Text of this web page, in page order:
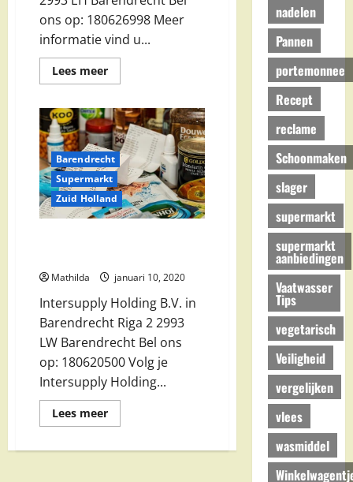
ons op: 180626998 Meer
informatie vind u...
Lees meerLees
meer
Heijn
in
Barendrecht
Barendrecht
Supermarkt
Zuid Holland
Mathilda januari 10, 2020
Intersupply Holding B.V. in
Barendrecht Riga 2 2993
LW Barendrecht Bel ons
op: 180620500 Volg je
Intersupply Holding...
Lees meerLees
meer
Holding
nadelen
Pannen
portemonnee
Recept
reclame
Schoonmaken
slager
supermarkt
supermarkt
aanbiedingen
Vaatwasser
Tips
vegetarisch
Veiligheid
vergelijken
vlees
wasmiddel